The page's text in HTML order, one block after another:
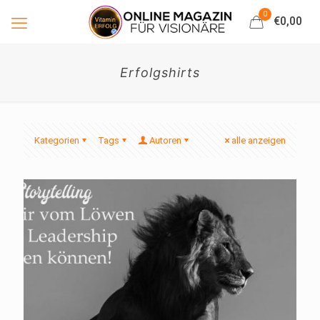
0
€0,00
Erfolgshirts
Kategorien Tags Autoren alle anzeigen